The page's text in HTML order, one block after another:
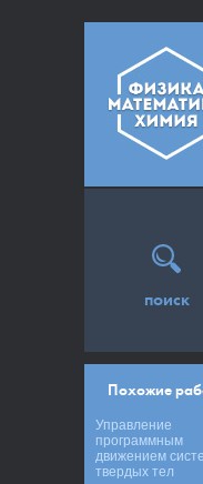
поиск
Похожие
Управление
программным
движением
твердых тел